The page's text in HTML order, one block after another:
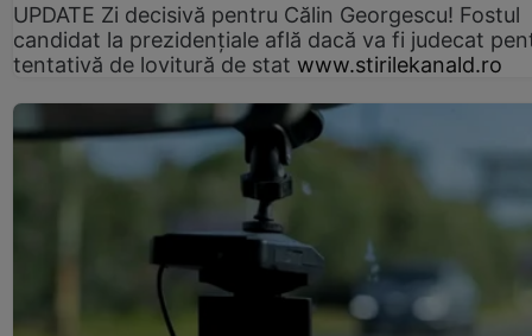
UPDATE Zi decisivă pentru Călin Georgescu! Fostul
candidat la prezidențiale află dacă va fi judecat
tentativă de lovitură de stat www.stirilekanald.ro